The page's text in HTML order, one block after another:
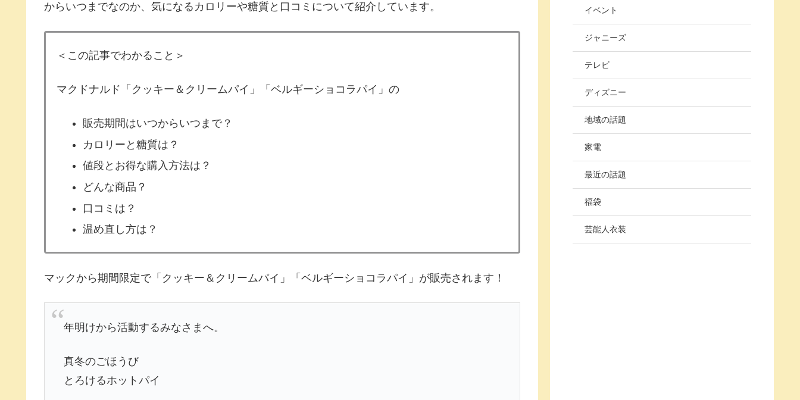
からいつまでなのか、気になるカロリーや糖質と口コミについて紹介しています。
＜この記事でわかること＞
マクドナルド「クッキー＆クリームパイ」「ベルギーショコラパイ」の
販売期間はいつからいつまで？
カロリーと糖質は？
値段とお得な購入方法は？
どんな商品？
口コミは？
温め直し方は？
マックから期間限定で「クッキー＆クリームパイ」「ベルギーショコラパイ」が販売されます！
年明けから活動するみなさまへ。
真冬のごほうび
とろけるホットパイ
イベント
ジャニーズ
テレビ
ディズニー
地域の話題
家電
最近の話題
福袋
芸能人衣装